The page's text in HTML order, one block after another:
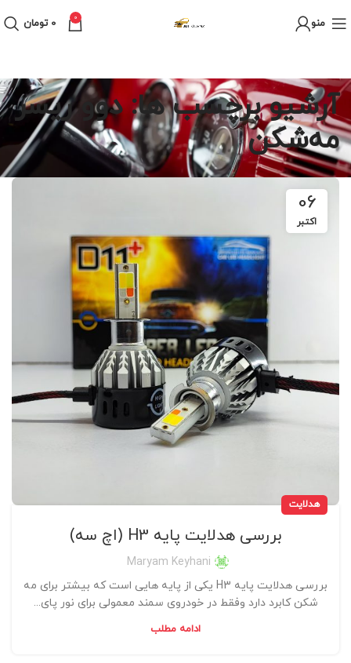
منو 0
0 تومان
آرشیو برچسب ها: دوو ریسر
مه‌شکن
06
اکتبر
هدلایت
بررسی هدلایت پایه H3 (اچ سه)
Maryam Keyhani
بررسی هدلایت پایه H3 یکی از پایه هایی است که بیشتر برای مه
شکن کابرد دارد وفقط در خودروی سمند معمولی برای نور پای...
ادامه مطلب